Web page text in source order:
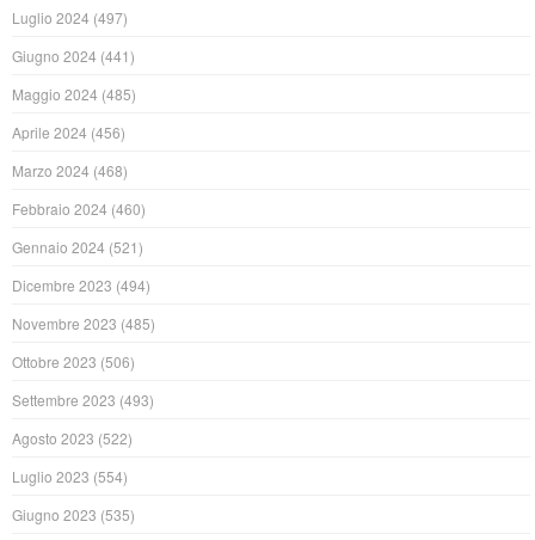
Luglio 2024 (497)
Giugno 2024 (441)
Maggio 2024 (485)
Aprile 2024 (456)
Marzo 2024 (468)
Febbraio 2024 (460)
Gennaio 2024 (521)
Dicembre 2023 (494)
Novembre 2023 (485)
Ottobre 2023 (506)
Settembre 2023 (493)
Agosto 2023 (522)
Luglio 2023 (554)
Giugno 2023 (535)